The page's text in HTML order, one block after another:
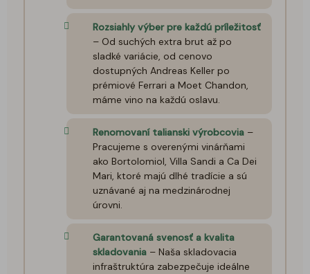
Rozsiahly výber pre každú príležitosť
– Od suchých extra brut až po
sladké variácie, od cenovo
dostupných Andreas Keller po
prémiové Ferrari a Moet Chandon,
máme vino na každú oslavu.
Renomovaní talianski výrobcovia–
Pracujeme s overenými vinárňami
ako Bortolomiol, Villa Sandi a Ca Dei
Mari, ktoré majú dlhé tradície a sú
uznávané aj na medzinárodnej
úrovni.
Garantovaná svenosť a kvalita
skladovania– Naša skladovacia
infraštruktúra zabezpečuje ideálne